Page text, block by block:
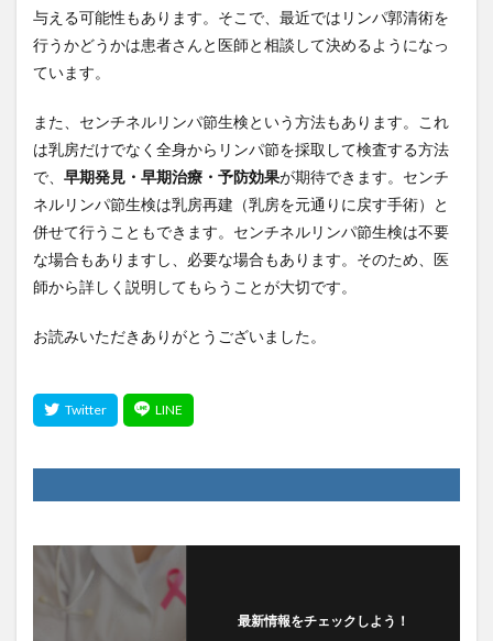
与える可能性もあります。そこで、最近ではリンパ郭清術を
行うかどうかは患者さんと医師と相談して決めるようになっ
ています。
また、センチネルリンパ節生検という方法もあります。これ
は乳房だけでなく全身からリンパ節を採取して検査する方法
で、 早期発見・早期治療・予防効果が期待できます。センチ
ネルリンパ節生検は乳房再建（乳房を元通りに戻す手術）と
併せて行うこともできます。センチネルリンパ節生検は不要
な場合もありますし、必要な場合もあります。そのため、医
師から詳しく説明してもらうことが大切です。
お読みいただきありがとうございました。
最新情報をチェックしよう！